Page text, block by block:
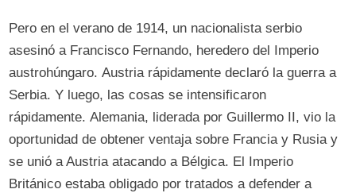
Pero en el verano de 1914, un nacionalista serbio
asesinó a Francisco Fernando, heredero del Imperio
austrohúngaro. Austria rápidamente declaró la guerra a
Serbia. Y luego, las cosas se intensificaron
rápidamente. Alemania, liderada por Guillermo II, vio la
oportunidad de obtener ventaja sobre Francia y Rusia y
se unió a Austria atacando a Bélgica. El Imperio
Británico estaba obligado por tratados a defender a